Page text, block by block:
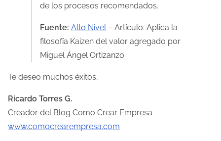
de los procesos recomendados.
Fuente: Alto Nivel – Artículo: Aplica la
filosofía Kaizen del valor agregado por
Miguel Ángel Ortizanzo
Te deseo muchos éxitos,
Ricardo Torres G.
Creador del Blog Como Crear Empresa
www.comocrearempresa.com